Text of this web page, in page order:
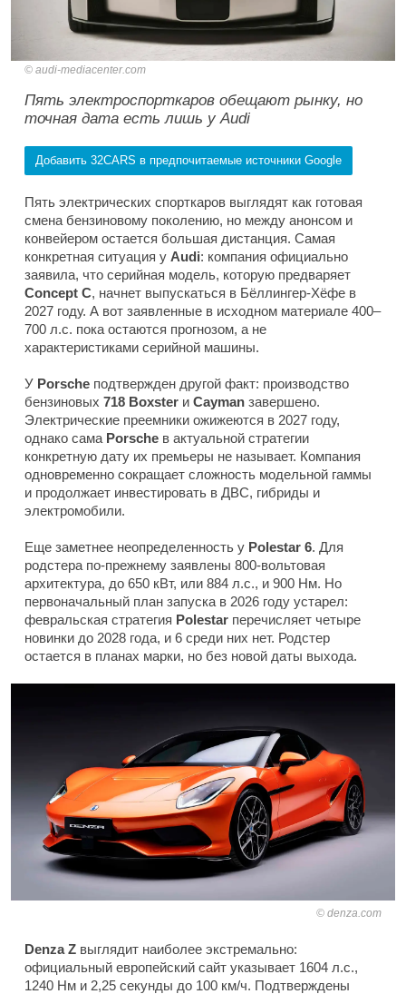
audi-mediacenter.com
Пять электроспорткаров обещают рынку, но
точная дата есть лишь у Audi
Добавить 32CARS в предпочитаемые источники Google
Пять электрических спорткаров выглядят как готовая
смена бензиновому поколению, но между анонсом и
конвейером остается большая дистанция. Самая
конкретная ситуация у Audi: компания официально
заявила, что серийная модель, которую предваряет
Concept C, начнет выпускаться в Бёллингер-Хёфе в
2027 году. А вот заявленные в исходном материале 400–
700 л.с. пока остаются прогнозом, а не
характеристиками серийной машины.
У Porsche подтвержден другой факт: производство
бензиновых 718 Boxster и Cayman завершено.
Электрические преемники ожижеются в 2027 году,
однако сама Porsche в актуальной стратегии
конкретную дату их премьеры не называет. Компания
одновременно сокращает сложность модельной гаммы
и продолжает инвестировать в ДВС, гибриды и
электромобили.
Еще заметнее неопределенность у Polestar 6. Для
родстера по-прежнему заявлены 800-вольтовая
архитектура, до 650 кВт, или 884 л.с., и 900 Нм. Но
первоначальный план запуска в 2026 году устарел:
февральская стратегия Polestar перечисляет четыре
новинки до 2028 года, и 6 среди них нет. Родстер
остается в планах марки, но без новой даты выхода.
denza.com
Denza Z выглядит наиболее экстремально:
официальный европейский сайт указывает 1604 л.с.,
1240 Нм и 2,25 секунды до 100 км/ч. Подтверждены